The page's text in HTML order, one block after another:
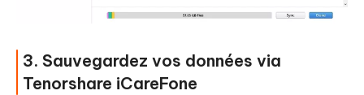
3. Sauvegardez vos données via
Tenorshare iCareFone